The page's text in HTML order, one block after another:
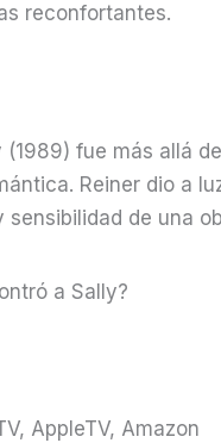
reconfortantes.
fue más allá
Reiner dio a
de una
a Sally?
AppleTV, Amazon